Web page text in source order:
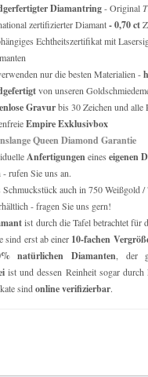
Diamantring- Original
zertifizierter Diamant- 0,70 ct
Echtheitszertifikat mit
nur die besten Materialien -
von unseren
Gravurbis 30 Zeichen und alle
Empire Exklusivbox
Queen Diamond Garantie
Anfertigungeneines eigenen
rufen Sie uns an.
Schmuckstück auch in 750 Weißgold
- fragen Sie uns gern!
ist durch die Tafel betrachtet für
sind erst ab einer 10-fachen
natürlichen Diamanten , der
ist und dessen Reinheit sogar durch
sindonline verifizierbar.